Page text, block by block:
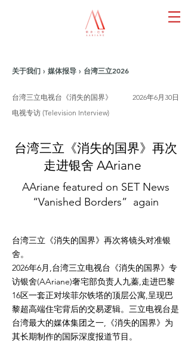
关于我们 › 媒体报导 › 台湾三立2026
台湾三立电视台《消失的国界》
2026年6月30日
电视专访 (Television Interview)
台湾三立《消失的国界》再次
走进银舍 AAriane
AAriane featured on SET News
“Vanished Borders” again
台湾三立《消失的国界》再次将镜头对准银
舍。
2026年6月,台湾三立电视台《消失的国界》专
访银舍(AAriane)奢宅部负责人九蓁,走进巴黎
16区一套正对埃菲尔铁塔的顶层公寓,呈现巴
黎超高端住宅背后的交易逻辑。三立电视台是
台湾最大的媒体集团之一,《消失的国界》为
其长期制作的国际深度报道节目。